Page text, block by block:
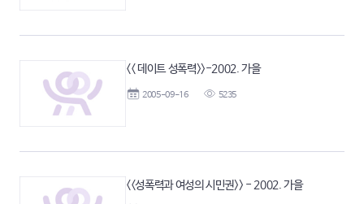
<< 데이트 성폭력>>-2002. 가을
2005-09-16 5235
<<성폭력과 여성의 시민권>> - 2002. 가을